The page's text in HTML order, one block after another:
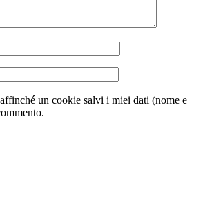
un cookie salvi i miei dati (nome e